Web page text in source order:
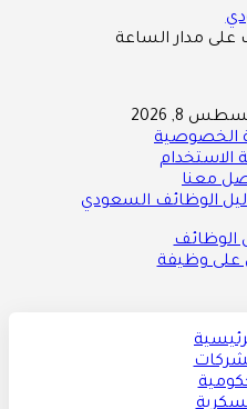
على مدار الساعة
8, 2026
الخصوصية
الاستخدام
معنا
الوظائف السعودي
الوظائف
على وظيفة